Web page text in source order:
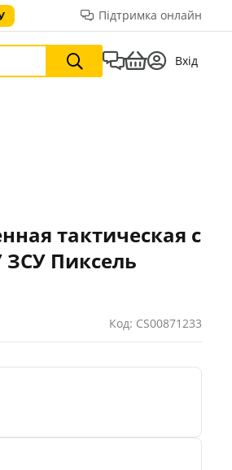
Підтримка онлайн
Вхід
тактическая с
Пиксель
Код: CS00871233